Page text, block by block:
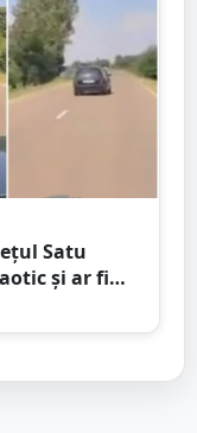
Satu
și ar fi